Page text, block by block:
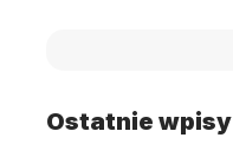
Ostatnie wpisy